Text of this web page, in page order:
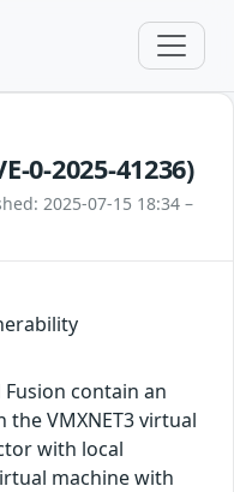
0-2025-41236)
2025-07-15 18:34 –
contain an
VMXNET3 virtual
with local
machine with